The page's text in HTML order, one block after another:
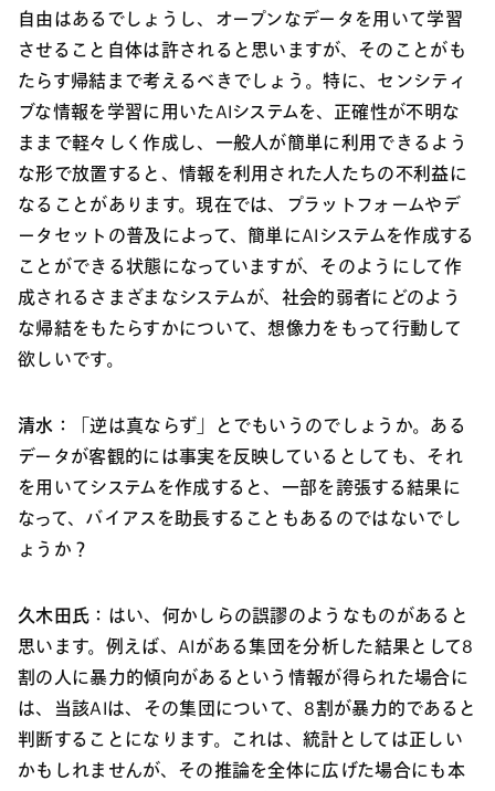
自由はあるでしょうし、オープンなデータを用いて学習
させること自体は許されると思いますが、そのことがも
たらす帰結まで考えるべきでしょう。特に、センシティ
ブな情報を学習に用いたAIシステムを、正確性が不明な
ままで軽々しく作成し、一般人が簡単に利用できるよう
な形で放置すると、情報を利用された人たちの不利益に
なることがあります。現在では、プラットフォームやデ
ータセットの普及によって、簡単にAIシステムを作成する
ことができる状態になっていますが、そのようにして作
成されるさまざまなシステムが、社会的弱者にどのよう
な帰結をもたらすかについて、想像力をもって行動して
欲しいです。
清水：
「逆は真ならず」とでもいうのでしょうか。ある
データが客観的には事実を反映しているとしても、それ
を用いてシステムを作成すると、一部を誇張する結果に
なって、バイアスを助長することもあるのではないでし
ょうか？
久木田氏： はい、何かしらの誤謬のようなものがあると
思います。例えば、AIがある集団を分析した結果として8
割の人に暴力的傾向があるという情報が得られた場合に
は、当該AIは、その集団について、8割が暴力的であると
判断することになります。これは、統計としては正しい
かもしれませんが、その推論を全体に広げた場合にも本